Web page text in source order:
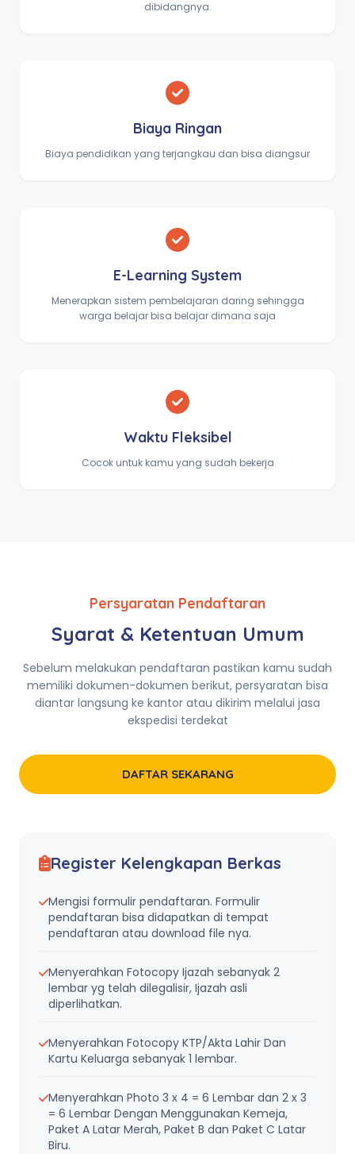
dibidangnya.
Biaya Ringan
Biaya pendidikan yang terjangkau dan bisa diangsur
E-Learning System
Menerapkan sistem pembelajaran daring sehingga
warga belajar bisa belajar dimana saja
Waktu Fleksibel
Cocok untuk kamu yang sudah bekerja
Persyaratan Pendaftaran
Syarat & Ketentuan Umum
Sebelum melakukan pendaftaran pastikan kamu sudah
memiliki dokumen-dokumen berikut, persyaratan bisa
diantar langsung ke kantor atau dikirim melalui jasa
ekspedisi terdekat
DAFTAR SEKARANG
Register Kelengkapan Berkas
Mengisi formulir pendaftaran. Formulir
pendaftaran bisa didapatkan di tempat
pendaftaran atau download file nya.
Menyerahkan Fotocopy Ijazah sebanyak 2
lembar yg telah dilegalisir, Ijazah asli
diperlihatkan.
Menyerahkan Fotocopy KTP/Akta Lahir Dan
Kartu Keluarga sebanyak 1 lembar.
Menyerahkan Photo 3 x 4 = 6 Lembar dan 2 x 3
= 6 Lembar Dengan Menggunakan Kemeja,
Paket A Latar Merah, Paket B dan Paket C Latar
Biru.